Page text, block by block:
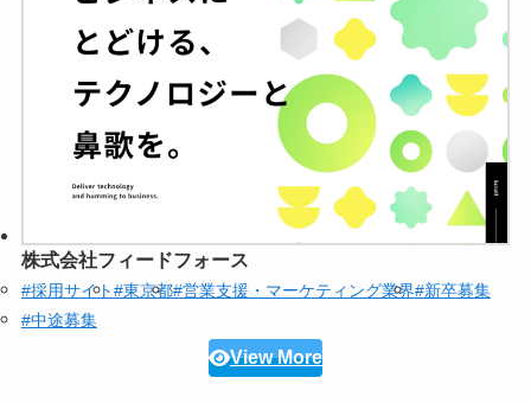
株式会社フィードフォース
#採用サイト#東京都#営業支援・マーケティング業界#新卒募集
#中途募集
View More